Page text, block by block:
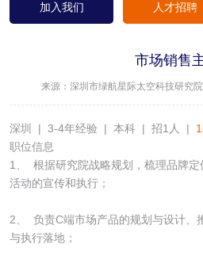
加入我们 人才招聘
市场销售
来源：深圳市绿航星际太空科技研究
深圳 | 3-4年经验 | 本科 | 招1人 |
职位信息
1、 根据研究院战略规划，梳理品牌
活动的宣传和执行；
2、 负责C端市场产品的规划与设计、
与执行落地；